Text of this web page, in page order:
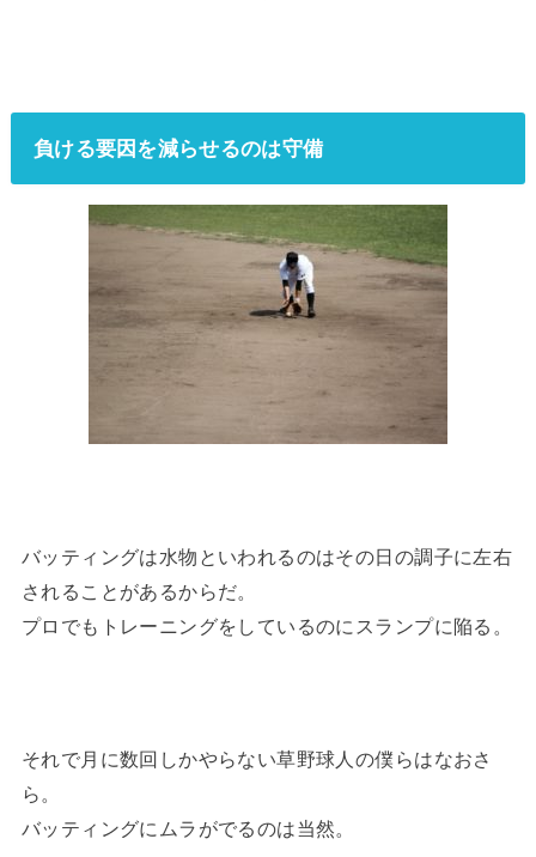
負ける要因を減らせるのは守備
バッティングは水物といわれるのはその日の調子に左右
されることがあるからだ。
プロでもトレーニングをしているのにスランプに陥る。
それで月に数回しかやらない草野球人の僕らはなおさ
ら。
バッティングにムラがでるのは当然。